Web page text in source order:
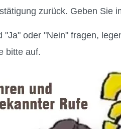
zurück. Geben Sie
oder "Nein" fragen,
bitte auf.